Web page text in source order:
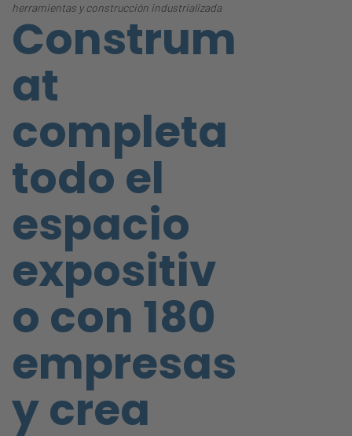
herramientas y construcción industrializada
Construm
at
completa
todo el
espacio
expositiv
o con 180
empresas
y crea